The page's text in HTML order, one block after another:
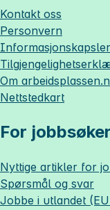
Kontakt oss
Personvern
Informasjonskapsler
Om
Nettstedkart
For
Nyttige artikler for
Spørsmål og svar
Jobbe i utlandet